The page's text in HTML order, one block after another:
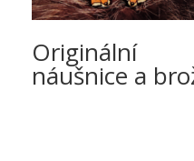
Originální
náušnice a